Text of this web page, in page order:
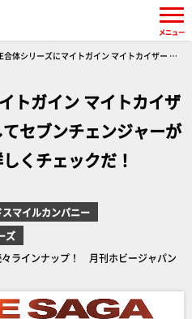
合体シリーズにマイトガイン マイトカイザー マ
トガイン マイトカイザ
セブンチェンジャーが
くチェックだ！
マイルカンパニー
ズ
ラインナップ！ 月刊ホビージャパン
メニュー